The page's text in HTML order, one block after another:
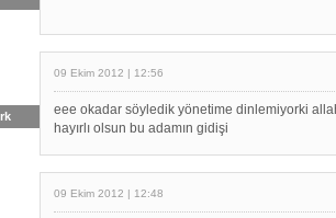
09 Ekim 2012 | 12:56
eee okadar söyledik yönetime dinlemiyorki
hayırlı olsun bu adamın gidişi
09 Ekim 2012 | 12:48